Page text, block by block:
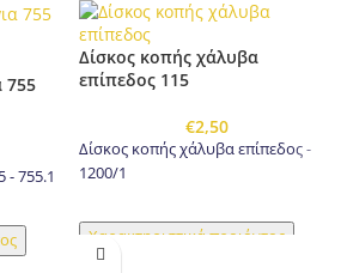
755
- 755.1
Δίσκος κοπής χάλυβα
επίπεδος 115
€2,50
Δίσκος κοπής χάλυβα επίπεδος -
1200/1
Χαρακτηριστικά προιόντος